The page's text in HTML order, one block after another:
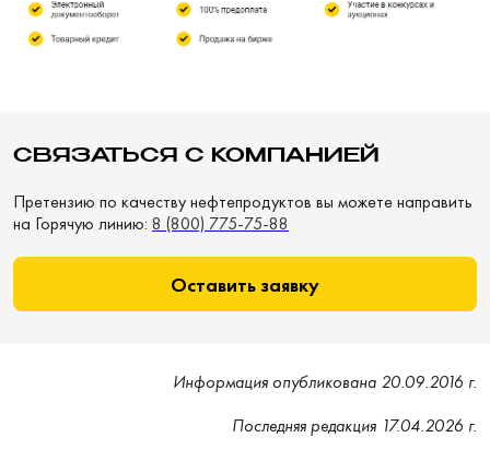
СВЯЗАТЬСЯ С КОМПАНИЕЙ
Претензию по качеству нефтепродуктов вы можете направить
на Горячую линию: 8 (800) 775-75-88
Оставить заявку
Информация опубликована 20.09.2016 г.
Последняя редакция 17.04.2026 г.